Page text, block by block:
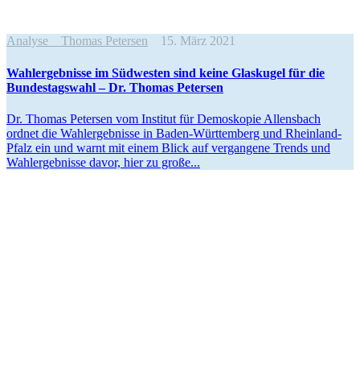
Analyse Thomas Petersen 15. März 2021
Wahler­geb­nisse im Südwesten sind keine Glaskugel für die
Bundes­tagswahl – Dr. Thomas Petersen
Dr. Thomas Petersen vom Institut für Demoskopie Allensbach
ordnet die Wahler­geb­nisse in Baden-Württemberg und Rheinland-
Pfalz ein und warnt mit einem Blick auf vergangene Trends und
Wahler­geb­nisse davor, hier zu große...